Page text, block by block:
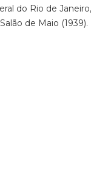
do Rio de
de Maio (1939).